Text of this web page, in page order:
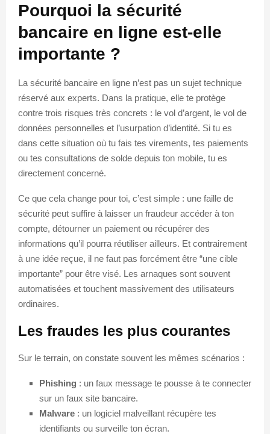
Pourquoi la sécurité
bancaire en ligne est-elle
importante ?
La sécurité bancaire en ligne n’est pas un sujet technique
réservé aux experts. Dans la pratique, elle te protège
contre trois risques très concrets : le vol d’argent, le vol de
données personnelles et l’usurpation d’identité. Si tu es
dans cette situation où tu fais tes virements, tes paiements
ou tes consultations de solde depuis ton mobile, tu es
directement concerné.
Ce que cela change pour toi, c’est simple : une faille de
sécurité peut suffire à laisser un fraudeur accéder à ton
compte, détourner un paiement ou récupérer des
informations qu’il pourra réutiliser ailleurs. Et contrairement
à une idée reçue, il ne faut pas forcément être “une cible
importante” pour être visé. Les arnaques sont souvent
automatisées et touchent massivement des utilisateurs
ordinaires.
Les fraudes les plus courantes
Sur le terrain, on constate souvent les mêmes scénarios :
Phishing : un faux message te pousse à te connecter
sur un faux site bancaire.
Malware : un logiciel malveillant récupère tes
identifiants ou surveille ton écran.